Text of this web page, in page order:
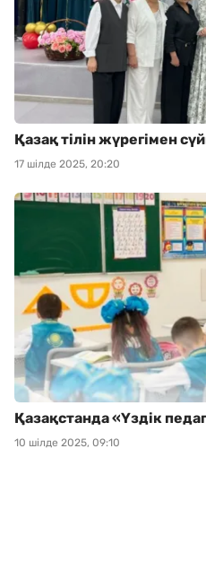
Қазақ тілін жүрегімен
17 шілде 2025, 20:20
Қазақстанда «Үздік
10 шілде 2025, 09:10